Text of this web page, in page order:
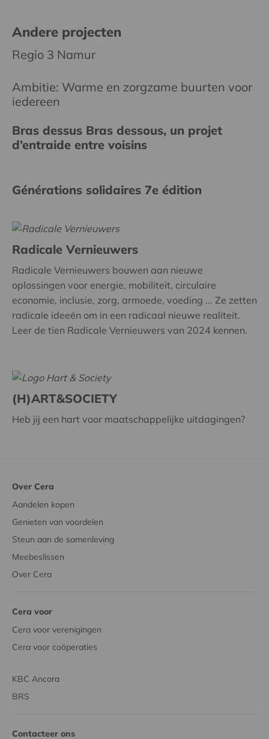
Andere projecten
Regio 3 Namur
Ambitie: Warme en zorgzame buurten voor
iedereen
Bras dessus Bras dessous, un projet
d’entraide entre voisins
Générations solidaires 7e édition
Radicale Vernieuwers
Radicale Vernieuwers bouwen aan nieuwe
oplossingen voor energie, mobiliteit, circulaire
economie, inclusie, zorg, armoede, voeding ... Ze zetten
radicale ideeën om in een radicaal nieuwe realiteit.
Leer de tien Radicale Vernieuwers van 2024 kennen.
(H)ART&SOCIETY
Heb jij een hart voor maatschappelijke uitdagingen?
Over Cera
Aandelen kopen
Genieten van voordelen
Steun aan de samenleving
Meebeslissen
Over Cera
Cera voor
Cera voor verenigingen
Cera voor coöperaties
KBC Ancora
BRS
Contacteer ons